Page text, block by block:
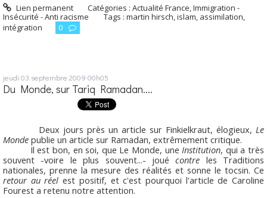
Lien permanent Catégories :Actualité France,Immigration -
Insécurité - Anti racisme
Tags : martin hirsch,islam, assimilation,
intégration
0
jeudi 03 septembre 2009 00h05
Du Monde, sur Tariq Ramadan....
Deux jours près un article sur Finkielkraut, élogieux, Le
Monde publie un article sur Ramadan, extrêmement critique.
Il est bon, en soi, que Le Monde, une Institution, qui a très
souvent -voire le plus souvent...- jouécontre les Traditions
nationales, prenne la mesure des réalités et sonne le tocsin. Ce
retour au réel est positif, et c'est pourquoi l'article de Caroline
Fourest a retenu notre attention.